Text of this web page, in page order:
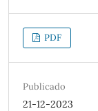
PDF
Publicado
21-12-2023